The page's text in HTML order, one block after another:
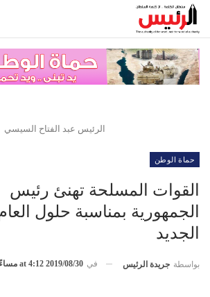
الرئيس عبد الفتاح السيسي
حماة الوطن
القوات المسلحة تهنئ رئيس
الجمهورية بمناسبة حلول
الجديد
بواسطة جريدة الرئيس في 2019/08/30 at 4:12 مساءً